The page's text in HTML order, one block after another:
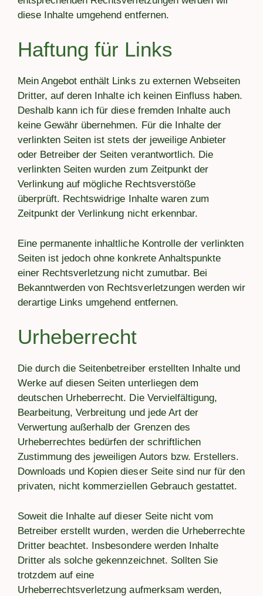
diese Inhalte umgehend entfernen.
Haftung für Links
Mein Angebot enthält Links zu externen Webseiten
Dritter, auf deren Inhalte ich keinen Einfluss haben.
Deshalb kann ich für diese fremden Inhalte auch
keine Gewähr übernehmen. Für die Inhalte der
verlinkten Seiten ist stets der jeweilige Anbieter
oder Betreiber der Seiten verantwortlich. Die
verlinkten Seiten wurden zum Zeitpunkt der
Verlinkung auf mögliche Rechtsverstöße
überprüft. Rechtswidrige Inhalte waren zum
Zeitpunkt der Verlinkung nicht erkennbar.
Eine permanente inhaltliche Kontrolle der verlinkten
Seiten ist jedoch ohne konkrete Anhaltspunkte
einer Rechtsverletzung nicht zumutbar. Bei
Bekanntwerden von Rechtsverletzungen werden wir
derartige Links umgehend entfernen.
Urheberrecht
Die durch die Seitenbetreiber erstellten Inhalte und
Werke auf diesen Seiten unterliegen dem
deutschen Urheberrecht. Die Vervielfältigung,
Bearbeitung, Verbreitung und jede Art der
Verwertung außerhalb der Grenzen des
Urheberrechtes bedürfen der schriftlichen
Zustimmung des jeweiligen Autors bzw. Erstellers.
Downloads und Kopien dieser Seite sind nur für den
privaten, nicht kommerziellen Gebrauch gestattet.
Soweit die Inhalte auf dieser Seite nicht vom
Betreiber erstellt wurden, werden die Urheberrechte
Dritter beachtet. Insbesondere werden Inhalte
Dritter als solche gekennzeichnet. Sollten Sie
trotzdem auf eine
Urheberrechtsverletzung aufmerksam werden,